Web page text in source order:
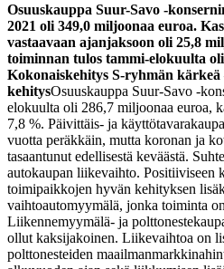
Osuuskauppa Suur-Savo -
2021 oli 349,0 miljoonaa euroa.
vastaavaan ajanjaksoon oli 25,8
toiminnan tulos tammi-elokuulta
Kokonaiskehitys S-ryhmän
kehitysOsuuskauppa Suur-Savo -
elokuulta oli 286,7 miljoonaa euroa,
7,8 %. Päivittäis- ja
vuotta peräkkäin, mutta koronan ja
tasaantunut edellisestä keväästä.
autokaupan liikevaihto. Positiiviseen
toimipaikkojen hyvän kehityksen
vaihtoautomyymälä, jonka toiminta
Liikennemyymälä- ja
ollut kaksijakoinen. Liikevaihtoa on
polttonesteiden